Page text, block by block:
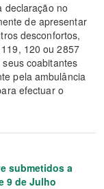
declaração no
de apresentar
desconfortos,
120 ou 2857
coabitantes
pela ambulância
efectuar o
submetidos a
9 de Julho